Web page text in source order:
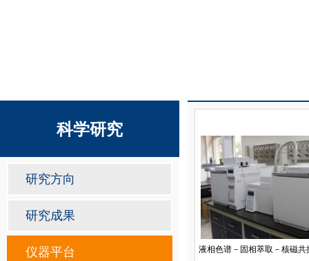
科学研究
研究方向
研究成果
仪器平台 液相色谱－固相萃取－核磁共